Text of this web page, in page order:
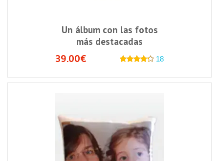
Un álbum con las fotos
más destacadas
39.00€
18